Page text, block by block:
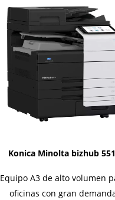
Konica Minolta bizhub
Equipo A3 de alto volumen
oficinas con gran